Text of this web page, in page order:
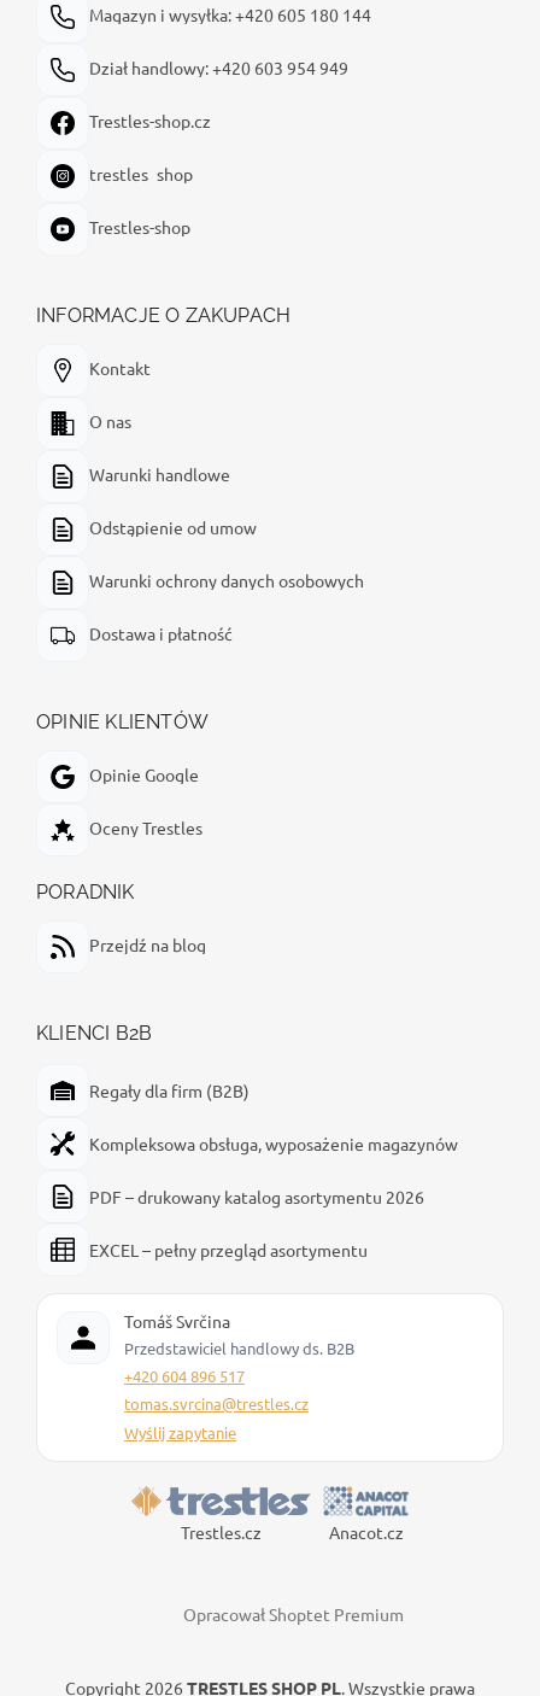
Magazyn i wysyłka: +420 605 180 144
Dział handlowy: +420 603 954 949
Trestles-shop.cz
trestles_shop
Trestles-shop
INFORMACJE O ZAKUPACH
Kontakt
O nas
Warunki handlowe
Odstąpienie od umow
Warunki ochrony danych osobowych
Dostawa i płatność
OPINIE KLIENTÓW
Opinie Google
Oceny Trestles
PORADNIK
Przejdź na blog
KLIENCI B2B
Regały dla firm (B2B)
Kompleksowa obsługa, wyposażenie magazynów
PDF – drukowany katalog asortymentu 2026
EXCEL – pełny przegląd asortymentu
Tomáš Svrčina
Przedstawiciel handlowy ds. B2B
+420 604 896 517
tomas.svrcina@trestles.cz
Wyślij zapytanie
Trestles.cz Anacot.cz
Opracował Shoptet Premium
Copyright 2026 TRESTLES SHOP PL. Wszystkie prawa